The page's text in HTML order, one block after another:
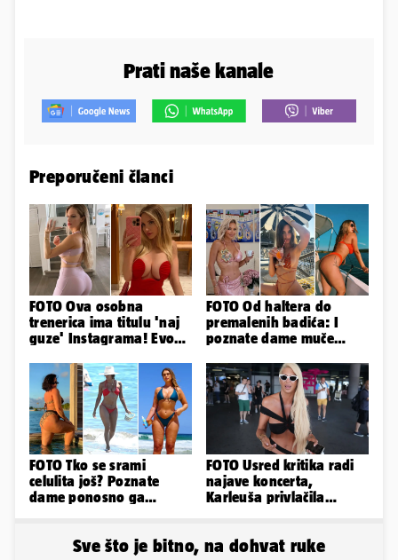
Prati naše kanale
Preporučeni članci
FOTO Ova osobna
trenerica ima titulu 'naj
guze' Instagrama! Evo
satu...
FOTO Od haltera do
premalenih badića: I
poznate dame muče
pozirale
FOTO Tko se srami
celulita još? Poznate
dame ponosno ga
FOTO Usred kritika radi
najave koncerta,
Karleuša privlačila
Sve što je bitno, na dohvat ruke